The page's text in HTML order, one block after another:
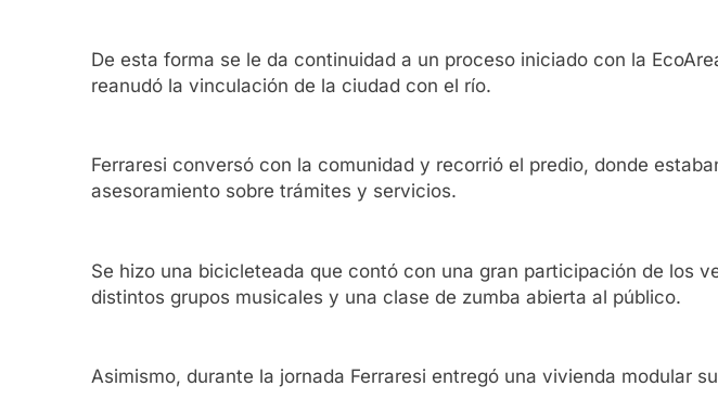
De esta forma se le da continuidad a un proceso iniciado con la
reanudó la vinculación de la ciudad con el río.
Ferraresi conversó con la comunidad y recorrió el predio, donde
asesoramiento sobre trámites y servicios.
Se hizo una bicicleteada que contó con una gran participación de los
distintos grupos musicales y una clase de zumba abierta al público.
Asimismo, durante la jornada Ferraresi entregó una vivienda modular